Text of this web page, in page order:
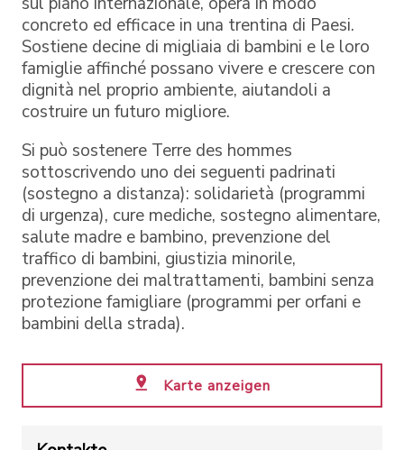
concreto ed efficace in una trentina di Paesi.
Sostiene decine di migliaia di bambini e le loro
famiglie affinché possano vivere e crescere con
dignità nel proprio ambiente, aiutandoli a
costruire un futuro migliore.
Si può sostenere Terre des hommes
sottoscrivendo uno dei seguenti padrinati
(sostegno a distanza): solidarietà (programmi
di urgenza), cure mediche, sostegno alimentare,
salute madre e bambino, prevenzione del
traffico di bambini, giustizia minorile,
prevenzione dei maltrattamenti, bambini senza
protezione famigliare (programmi per orfani e
bambini della strada).
Karte anzeigen